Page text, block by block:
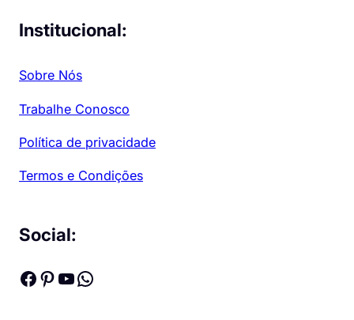
Institucional:
Sobre Nós
Trabalhe Conosco
Política de privacidade
Termos e Condições
Social:
Facebook Pinterest Youtube WhatsApp